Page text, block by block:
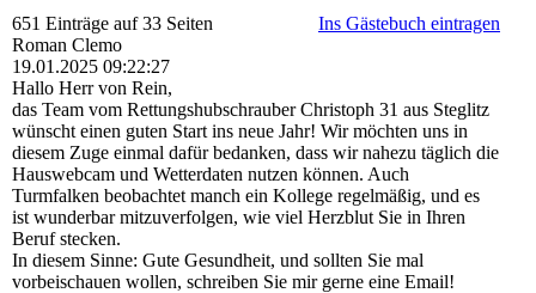
651 Einträge auf 33 Seiten
Ins Gästebuch eintragen
Roman Clemo
19.01.2025 09:22:27
Hallo Herr von Rein,
das Team vom Rettungshubschrauber Christoph 31 aus Steglitz
wünscht einen guten Start ins neue Jahr! Wir möchten uns in
diesem Zuge einmal dafür bedanken, dass wir nahezu täglich die
Hauswebcam und Wetterdaten nutzen können. Auch
Turmfalken beobachtet manch ein Kollege regelmäßig, und es
ist wunderbar mitzuverfolgen, wie viel Herzblut Sie in Ihren
Beruf stecken.
In diesem Sinne: Gute Gesundheit, und sollten Sie mal
vorbeischauen wollen, schreiben Sie mir gerne eine Email!